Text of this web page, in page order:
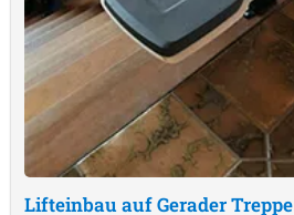
Lifteinbau auf Gerader Treppe